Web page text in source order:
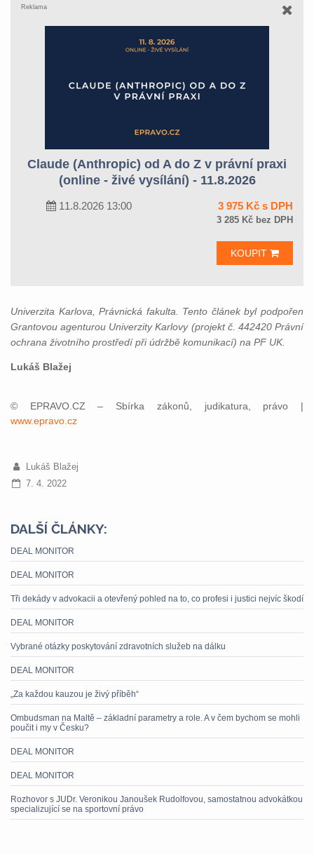
Reklama
Claude (Anthropic) od A do Z v právní praxi
(online - živé vysílání) - 11.8.2026
11.8.2026 13:00 3 975 Kč s DPH
3 285 Kč bez DPH
KOUPIT
Univerzita Karlova, Právnická fakulta. Tento článek byl podpořen
Grantovou agenturou Univerzity Karlovy (projekt č. 442420 Právní
ochrana životního prostředí při údržbě komunikací) na PF UK.
Lukáš Blažej
© EPRAVO.CZ – Sbírka zákonů, judikatura, právo |
www.epravo.cz
Lukáš Blažej
7. 4. 2022
DALŠÍ ČLÁNKY:
DEAL MONITOR
DEAL MONITOR
Tři dekády v advokacii a otevřený pohled na to, co profesi i justici nejvíc škodí
DEAL MONITOR
Vybrané otázky poskytování zdravotních služeb na dálku
DEAL MONITOR
„Za každou kauzou je živý příběh“
Ombudsman na Maltě – základní parametry a role. A v čem bychom se mohli
poučit i my v Česku?
DEAL MONITOR
DEAL MONITOR
Rozhovor s JUDr. Veronikou Janoušek Rudolfovou, samostatnou advokátkou
specializující se na sportovní právo